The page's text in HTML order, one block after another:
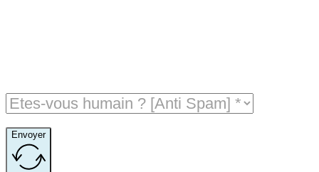
Envoyer